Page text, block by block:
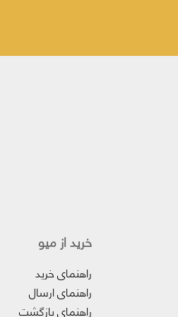
خرید از میو
راهنمای خرید
راهنمای ارسال
راهنمای بازگشت